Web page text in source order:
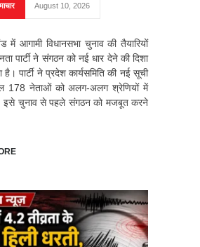
August 10, 2026
में आगामी विधानसभा चुनाव की तैयारियों
पार्टी ने संगठन को नई धार देने की दिशा
पार्टी ने प्रदेश कार्यसमिति की नई सूची
178 नेताओं को अलग-अलग श्रेणियों में
इसे चुनाव से पहले संगठन को मजबूत करने